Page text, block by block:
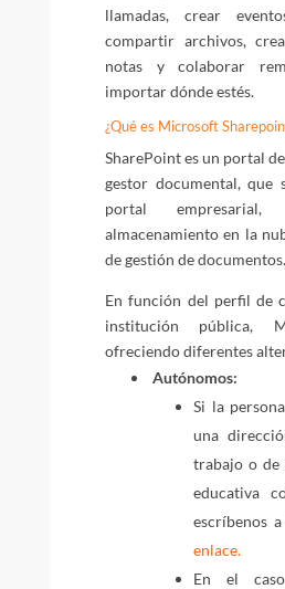
llamadas, crear
compartir archivos,
notas y colaborar
importar dónde estés.
¿Qué es Microsoft
SharePoint es un portal
gestor documental, que
portal
almacenamiento en la
de gestión de documentos.
En función del perfil de
institución pública,
ofreciendo diferentes
Autónomos:
Si la
una
trabajo o de
educativa
escríbenos
enlace.
En el